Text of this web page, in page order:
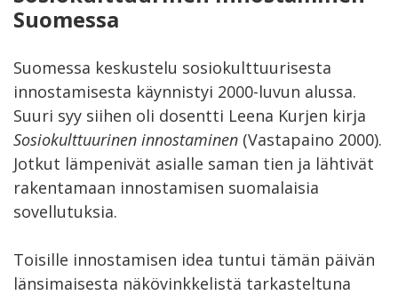
Suomessa
Suomessa keskustelu sosiokulttuurisesta
innostamisesta käynnistyi 2000-luvun alussa.
Suuri syy siihen oli dosentti Leena Kurjen kirja
Sosiokulttuurinen innostaminen (Vastapaino 2000).
Jotkut lämpenivät asialle saman tien ja lähtivät
rakentamaan innostamisen suomalaisia
sovellutuksia.
Toisille innostamisen idea tuntui tämän päivän
länsimaisesta näkövinkkelistä tarkasteltuna